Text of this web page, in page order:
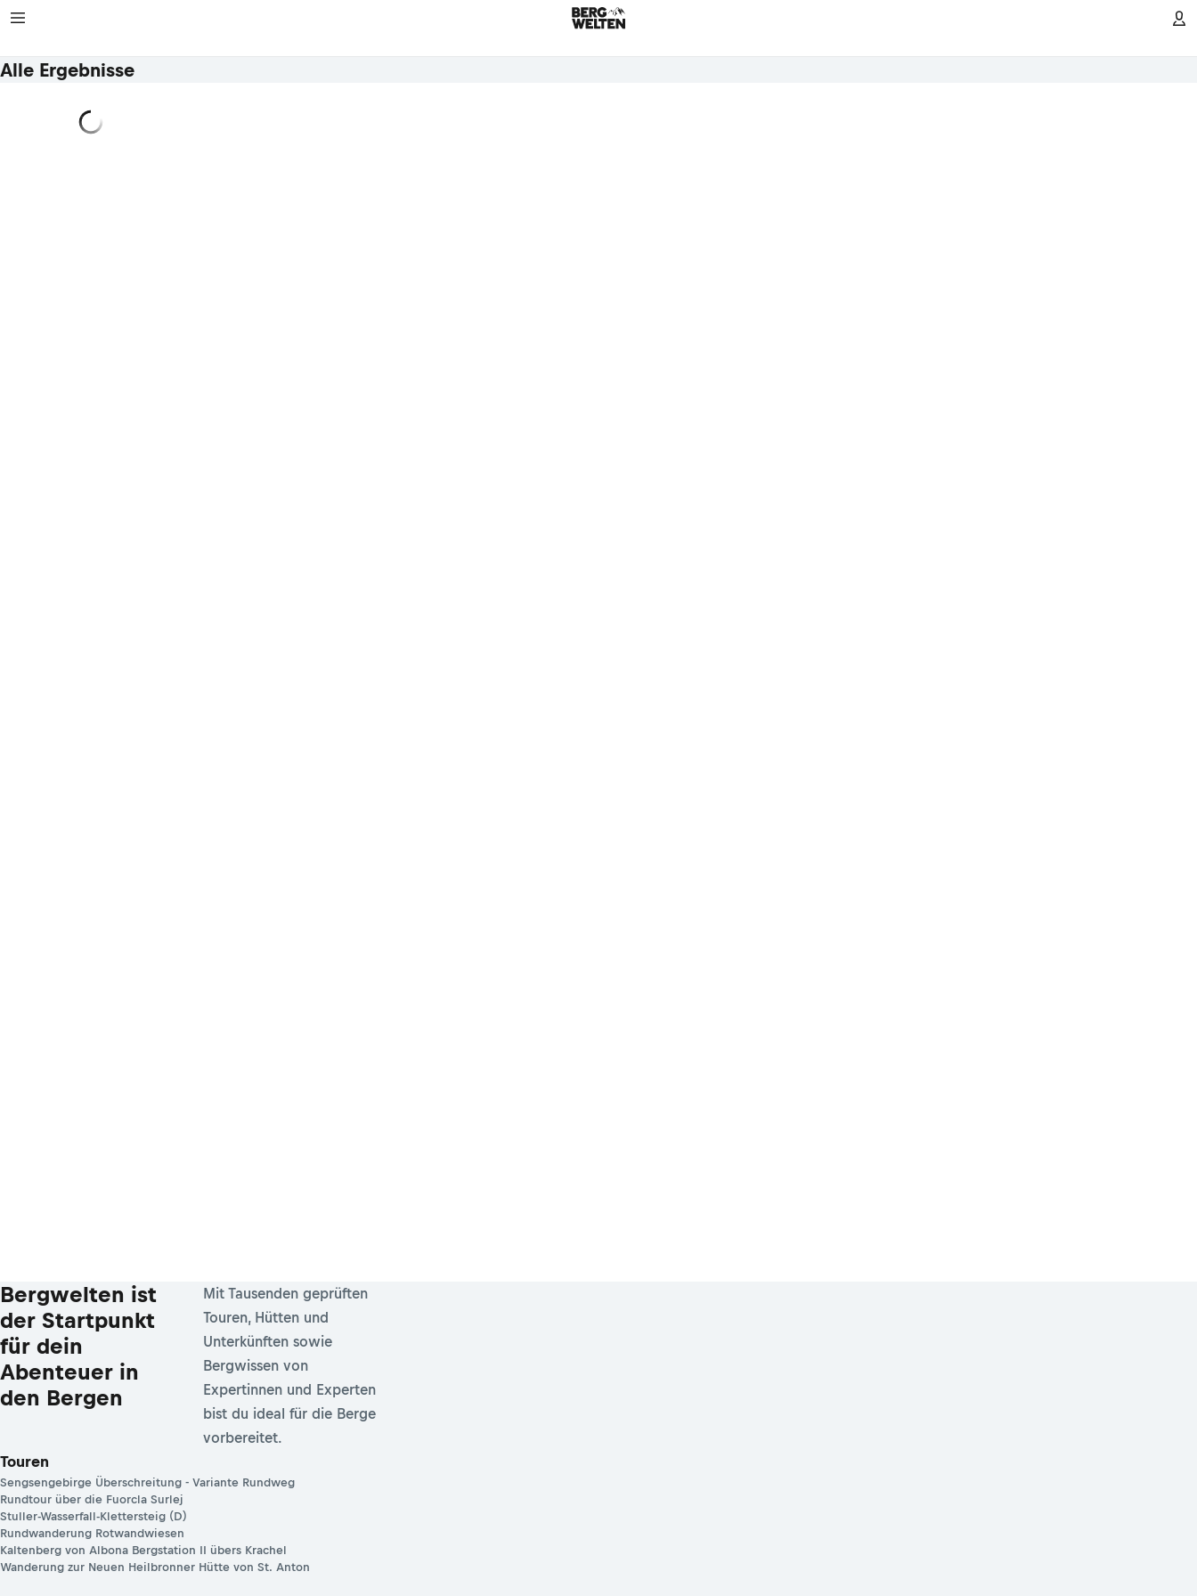
Alle Ergebnisse
Bergwelten ist
der Startpunkt
für dein
Abenteuer in
den Bergen
Mit Tausenden geprüften
Touren, Hütten und
Unterkünften sowie
Bergwissen von
Expertinnen und Experten
bist du ideal für die Berge
vorbereitet.
Touren
Sengsengebirge Überschreitung - Variante Rundweg
Rundtour über die Fuorcla Surlej
Stuller-Wasserfall-Klettersteig (D)
Rundwanderung Rotwandwiesen
Kaltenberg von Albona Bergstation II übers Krachel
Wanderung zur Neuen Heilbronner Hütte von St. Anton